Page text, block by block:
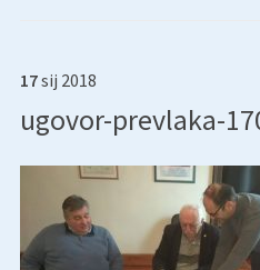
17sij 2018
ugovor-prevlaka-